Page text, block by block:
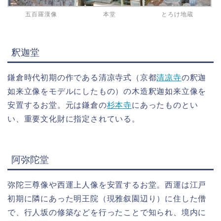
五百羅漢像 本堂 とろけ地蔵
釈迦堂
鎌倉時代初期の作である清凉寺式（京都清凉寺の釈迦
如来立像をモデルにしたもの）の木造釈迦如来立像を
安置するお堂。元は鎌倉の杉本寺にあったものとい
い、重要文化財に指定されている。
阿弥陀堂
弥陀三尊像や西運上人像を安置するお堂。西運は江戸
初期に隣にあった明王院（現雅叙園辺り）に住した僧
で、行人坂の修築などを行ったことで知られ、境内に